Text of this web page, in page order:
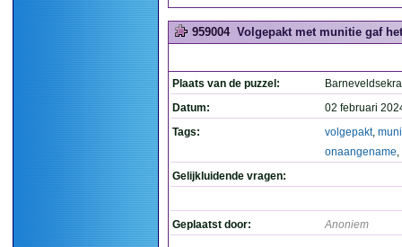
959004 Volgepakt met munitie gaf
Plaats van de puzzel:
Datum:
02 februari
Tags:
volgepakt,
onaangename,
Gelijkluidende vragen:
Geplaatst door: Anoniem